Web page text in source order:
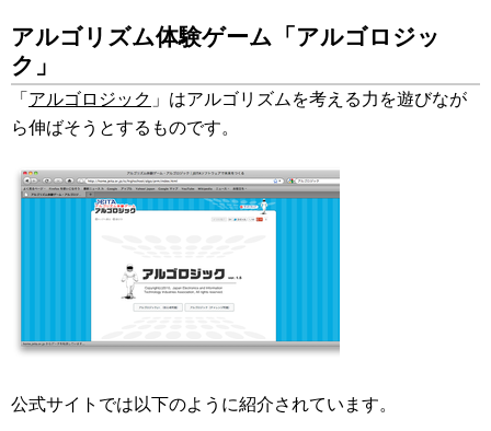
アルゴリズム体験ゲーム「アルゴロジッ
ク」
「 アルゴロジック 」はアルゴリズムを考える力を遊びなが
ら伸ばそうとするものです。
公式サイトでは以下のように紹介されています。